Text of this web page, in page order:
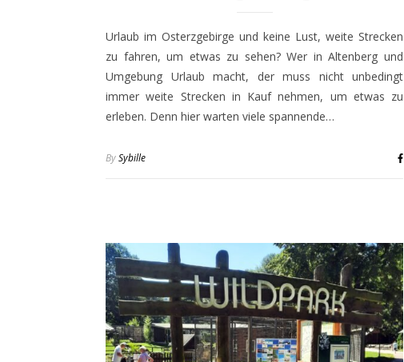
Urlaub im Osterzgebirge und keine Lust, weite Strecken
zu fahren, um etwas zu sehen? Wer in Altenberg und
Umgebung Urlaub macht, der muss nicht unbedingt
immer weite Strecken in Kauf nehmen, um etwas zu
erleben. Denn hier warten viele spannende…
BySybille